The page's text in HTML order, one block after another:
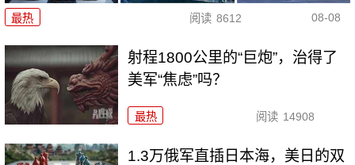
最热 阅读 8612 08-08
射程1800公里的“巨炮”，治得了
美军“焦虑”吗？
最热 阅读 14908
1.3万俄军直插日本海，美日的双